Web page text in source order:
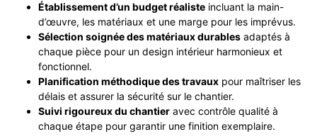
Établissement d’un budget réaliste incluant la main-
d’œuvre, les matériaux et une marge pour les imprévus.
Sélection soignée des matériaux durables adaptés à
chaque pièce pour un design intérieur harmonieux et
fonctionnel.
Planification méthodique des travaux pour maîtriser les
délais et assurer la sécurité sur le chantier.
Suivi rigoureux du chantier avec contrôle qualité à
chaque étape pour garantir une finition exemplaire.